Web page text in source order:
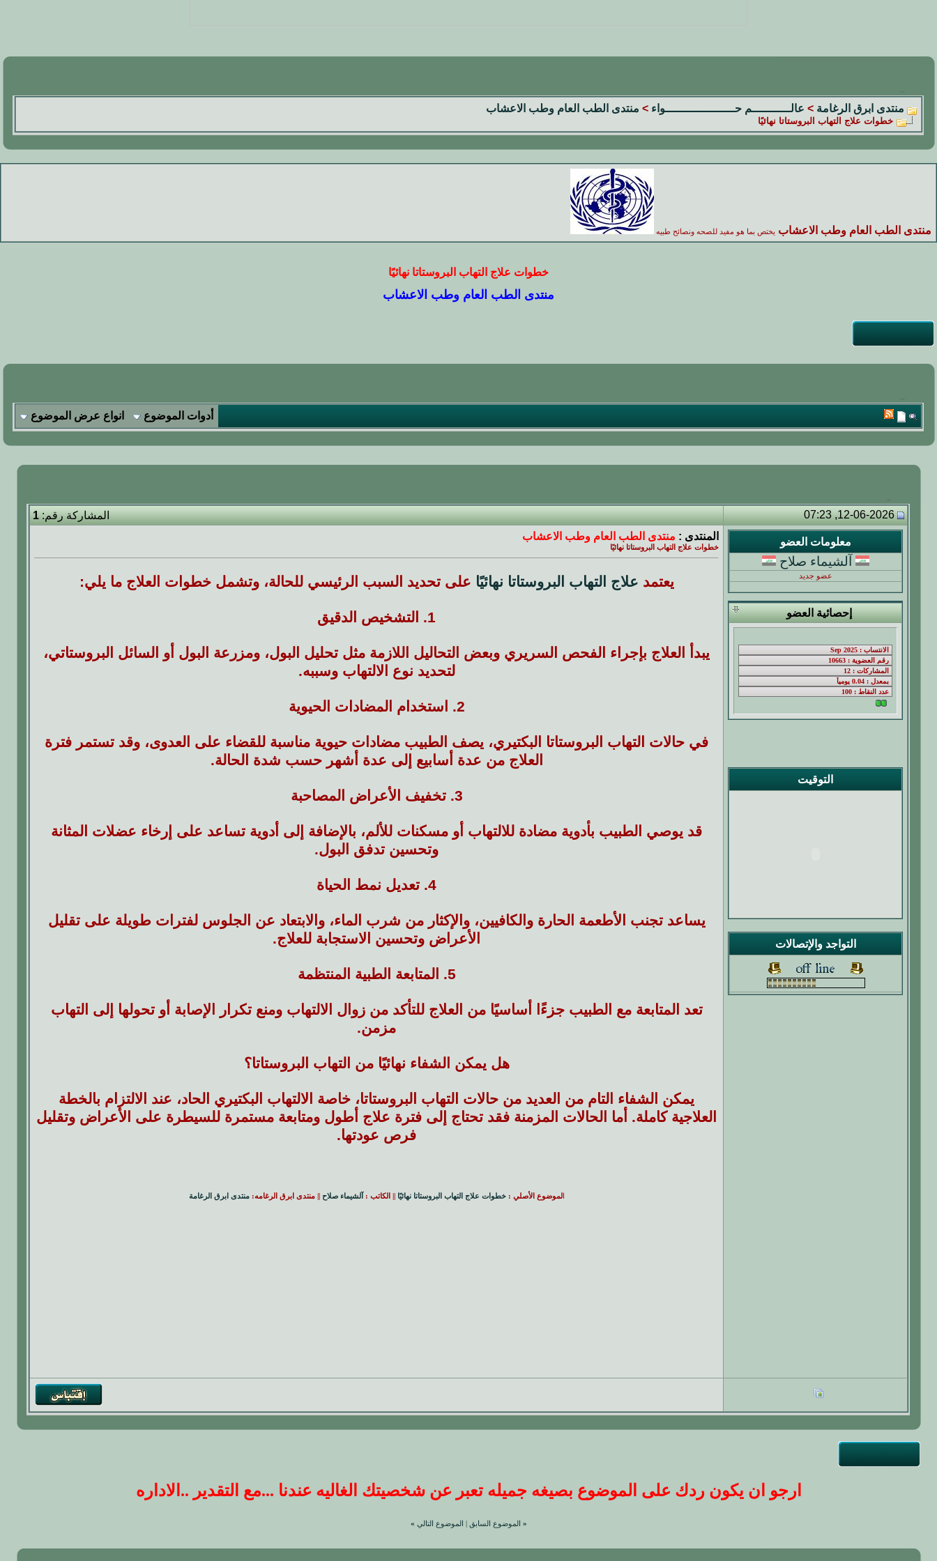
منتدى ابرق الرغامة > عالـــــــــــم حــــــــــــــــــــواء > منتدى الطب العام وطب الاعشاب
خطوات علاج التهاب البروستاتا نهائيًا
منتدى الطب العام وطب الاعشاب يختص بما هو مفيد للصحه ونصائح طبيه
خطوات علاج التهاب البروستاتا نهائيًا
منتدى الطب العام وطب الاعشاب
أدوات الموضوع انواع عرض الموضوع
12-06-2026, 07:23 المشاركة رقم:1
معلومات العضو
آلشيماء صلاح
عضو جديد
إحصائية العضو
التوقيت
التواجد والإتصالات
المنتدى : منتدى الطب العام وطب الاعشاب
خطوات علاج التهاب البروستاتا نهائيًا
يعتمد علاج التهاب البروستاتا نهائيًا على تحديد السبب الرئيسي للحالة، وتشمل خطوات العلاج ما يلي:
1. التشخيص الدقيق
يبدأ العلاج بإجراء الفحص السريري وبعض التحاليل اللازمة مثل تحليل البول، ومزرعة البول أو السائل البروستاتي،
لتحديد نوع الالتهاب وسببه.
2. استخدام المضادات الحيوية
في حالات التهاب البروستاتا البكتيري، يصف الطبيب مضادات حيوية مناسبة للقضاء على العدوى، وقد تستمر فترة
العلاج من عدة أسابيع إلى عدة أشهر حسب شدة الحالة.
3. تخفيف الأعراض المصاحبة
قد يوصي الطبيب بأدوية مضادة للالتهاب أو مسكنات للألم، بالإضافة إلى أدوية تساعد على إرخاء عضلات المثانة
وتحسين تدفق البول.
4. تعديل نمط الحياة
يساعد تجنب الأطعمة الحارة والكافيين، والإكثار من شرب الماء، والابتعاد عن الجلوس لفترات طويلة على تقليل
الأعراض وتحسين الاستجابة للعلاج.
5. المتابعة الطبية المنتظمة
تعد المتابعة مع الطبيب جزءًا أساسيًا من العلاج للتأكد من زوال الالتهاب ومنع تكرار الإصابة أو تحولها إلى التهاب
مزمن.
هل يمكن الشفاء نهائيًا من التهاب البروستاتا؟
يمكن الشفاء التام من العديد من حالات التهاب البروستاتا، خاصة الالتهاب البكتيري الحاد، عند الالتزام بالخطة
العلاجية كاملة. أما الحالات المزمنة فقد تحتاج إلى فترة علاج أطول ومتابعة مستمرة للسيطرة على الأعراض وتقليل
فرص عودتها.
الموضوع الأصلي :خطوات علاج التهاب البروستاتا نهائيًا || الكاتب : آلشيماء صلاح || منتدى ابرق الرغامه:منتدى ابرق الرغامة
ارجو ان يكون ردك على الموضوع بصيغه جميله تعبر عن شخصيتك الغاليه عندنا ...مع التقدير ..الاداره
« الموضوع السابق الموضوع التالي »